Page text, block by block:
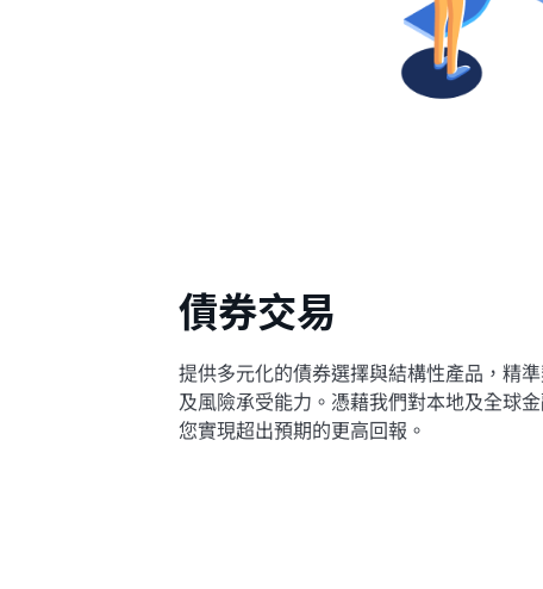
債券交易
提供多元化的債券選擇與結構性產品，精
及風險承受能力。憑藉我們對本地及全球
您實現超出預期的更高回報。